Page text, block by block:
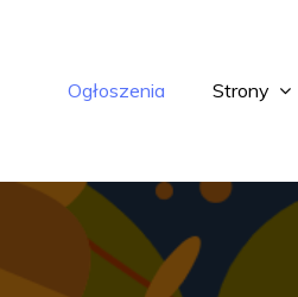
Ogłoszenia Strony